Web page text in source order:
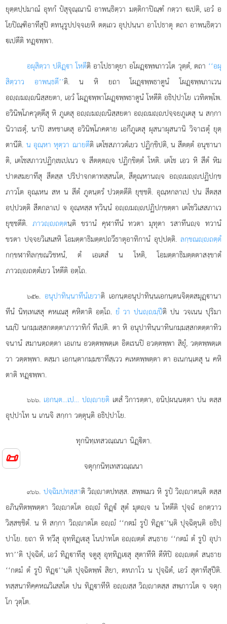
📜
ยุตฺตปฺปมาณํ อุทกํ ปํสุจุณฺณานิ อาพนฺธิตฺวา มตฺติกาปิณฺฑํ กตฺวา เปติ, เอวํ อ
โยปิณฺฑิอาทีสุปิ ตทนุรูปปจฺจเยหิ ตตฺเถว อุปฺปนฺนา อาโปธาตุ ตถา อาพนฺธิตฺวา
เปตีติ ทฏฺพฺพา.
อผุสิตฺวา ปติฏฺา โหตีติ อาโปธาตุยา อโผฏฺพฺพภาวโต วุตฺตํ, ตถา ‘‘อผุ
สิตฺวาว อาพนฺธตี’’ติ. น หิ ยถา โผฏฺพฺพธาตูนํ โผฏฺพฺพภาเวน
อฺมฺนิสฺสยตา, เอวํ โผฏฺพฺพาโผฏฺพฺพธาตูนํ โหตีติ อธิปฺปาโย เวทิตพฺโพ.
อวินิพฺโภควุตฺตีสุ หิ ภูเตสุ อฺมฺนิสฺสยตา อฺมฺปจฺจยภูเตสุ น สกฺกา
นิวาเรตุํ, นาปิ สหชาเตสุ อวินิพฺโภคตาย เอกีภูเตสุ ผุสนาผุสนานิ วิจาเรตุํ ยุตฺ
ตานีติ. น อุณฺหา หุตฺวา ฌายตีติ เตโชสภาวตํเยว ปฏิกฺขิปติ, น สีตตฺตํ อนุชานา
ติ, เตโชสภาวปฏิกฺเขเปเนว จ สีตตฺตฺจ ปฏิกฺขิตฺตํ โหติ. เตโช เอว หิ สีตํ หิม
ปาตสมยาทีสุ สีตสฺส ปริปาจกตาทสฺสนโต, สีตุณฺหานฺจ อฺมฺปฏิปกฺข
ภาวโต อุณฺเหน สห น สีตํ ภูตนฺตรํ ปวตฺตตีติ ยุชฺชติ. อุณฺหกลาเป ปน สีตสฺส
อปฺปวตฺติ สีตกลาเป จ อุณฺหสฺส ทฺวินฺนํ อฺมฺปฏิปกฺขตฺตา เตโชวิเสสภาเว
ยุชฺชตีติ.ภาวฺถตฺตนฺติ ขรานํ คุฬาทีนํ ทวตา มุทุตา รสาทีนฺจ ทวานํ
ขรตา ปจฺจยวิเสเสหิ โอมตฺตาธิมตฺตปถวีธาตุอาทิกานํ อุปฺปตฺติ. ลกฺขณฺถตฺตํ
กกฺขฬาทิลกฺขณวิชหนํ, ตํ เอเตสํ น โหติ, โอมตฺตาธิมตฺตตาสงฺขาตํ
ภาวฺถตฺตํเยว โหตีติ อตฺโถ.
๖๕๒. อนุปาทินฺนาทีนํเยวาติ เอกนฺตอนุปาทินฺนเอกนฺตนจิตฺตสมุฏฺานา
ทีนํ นิทฺเทเสสุ คหเณสุ คหิตาติ อตฺโถ. ยํ วา ปนฺมฺปีติ ปน วจเนน ปุริมา
นมฺปิ นกมฺมสฺสกตตฺตาภาวาทิกํ ทีเปติ. ตา หิ อนุปาทินฺนาทินกมฺมสฺสกตตฺตาทิว
จนานํ สมานตฺถตฺตา เอเกน อวตฺตพฺพตฺเต อิตเรนปิ อวตฺตพฺพา สิยุํ, วตฺตพฺพตฺเต
วา วตฺตพฺพา. ตสฺมา เอกนฺตากมฺมชาทีสฺเวว คเหตพฺพตฺตา ตา อเนกนฺเตสุ น คหิ
ตาติ ทฏฺพฺพา.
๖๖๖. เอกนฺต…เป… ปฺายติ เตสํ วิการตฺตา, อนิปฺผนฺนตฺตา ปน ตสฺส
อุปฺปาโท น เกนจิ สกฺกา วตฺตุนฺติ อธิปฺปาโย.
ทุกนิทฺเทสวณฺณนา นิฏฺิตา.
จตุกฺกนิทฺเทสวณฺณนา
๙๖๖. ปจฺฉิมปทสฺสาติ วิฺาตปทสฺส. สพฺพเมว หิ รูปํ วิฺาตนฺติ ตสฺส
อภินฺทิตพฺพตฺตา วิฺาตโต อฺํ ทิฏฺํ สุตํ มุตฺจ น โหตีติ ปุจฺฉํ อกตฺวาว
วิสฺสชฺชิตํ. น หิ สกฺกา วิฺาตโต อฺํ ‘‘กตมํ รูปํ ทิฏฺ’’นฺติปุจฺฉิตุนฺติ อธิปฺ
ปาโย. ยถา หิ ทฺวีสุ อุทฺทิฏฺเสุ โนปาทโต อฺตฺตํ สนฺธาย ‘‘กตมํ ตํ รูปํ อุปา
ทา’’ติ ปุจฺฉิตํ, เอวํ ทิฏฺาทีสุ จตูสุ อุทฺทิฏฺเสุ สุตาทีหิ ตีหิปิ อฺตฺตํ สนฺธาย
‘‘กตมํ ตํ รูปํ ทิฏฺ’’นฺติ ปุจฺฉิตพฺพํ สิยา, ตทภาโว น ปุจฺฉิตํ, เอวํ สุตาทีสุปีติ.
ทสฺสนาทิคฺคหณวิเสสโต ปน ทิฏฺาทีหิ อฺสฺส วิฺาตสฺส สพฺภาวโต จ จตุกฺ
โก วุตฺโต.